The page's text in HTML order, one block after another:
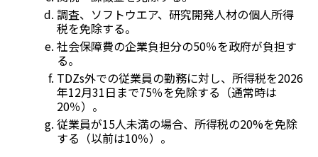
調査、ソフトウエア、研究開発人材の個人所得
税を免除する。
社会保障費の企業負担分の50％を政府が負担す
る。
TDZs外での従業員の勤務に対し、所得税を2026
年12月31日まで75％を免除する（通常時は
20％）。
従業員が15人未満の場合、所得税の20%を免除
する（以前は10％）。